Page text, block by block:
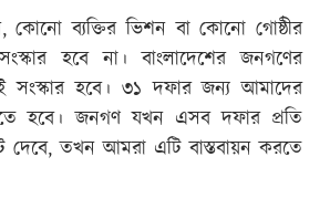
ব্যক্তির ভিশন বা কোনো গোষ্ঠীর
হবে না। বাংলাদেশের জনগণের
সংস্কার হবে। ৩১ দফার জন্য আমাদের
হবে। জনগণ যখন এসব দফার প্রতি
দেবে, তখন আমরা এটি বাস্তবায়ন করতে